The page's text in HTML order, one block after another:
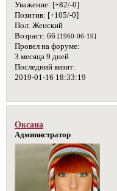
Уважение: [+82/-0]
Позитив: [+105/-0]
Пол: Женский
Возраст: 66 [1960-06-19]
Провел на форуме:
3 месяца 9 дней
Последний визит:
2019-01-16 18:33:19
Оксана
Администратор